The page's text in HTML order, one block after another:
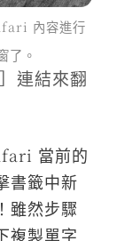
內容進行
了。
連結來翻
當前的
書籤中新
雖然步驟
複製單字